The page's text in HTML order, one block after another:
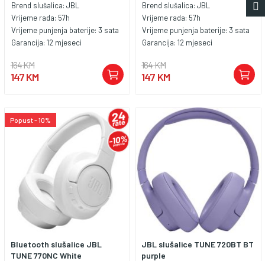
Brend slušalica: JBL
Vrijeme rada: 57h
Vrijeme punjenja baterije: 3 sata
Garancija: 12 mjeseci
164 KM
147 KM
Brend slušalica: JBL
Vrijeme rada: 57h
Vrijeme punjenja baterije: 3 sata
Garancija: 12 mjeseci
164 KM
147 KM
Popust - 10%
Bluetooth slušalice JBL
TUNE 770NC White
JBL slušalice TUNE 720BT BT
purple